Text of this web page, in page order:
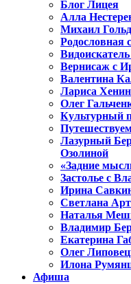
Блог Лицея
Алла
Михаил
Вернисаж с
Валентина
Лариса
Олег
Культурный
Лазурный
Озолиной
«Задние
Застолье с
Ирина
Светлана
Наталья
Владимир
Екатерина
Олег
Илона
Афиша